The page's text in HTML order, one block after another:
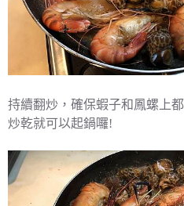
持續翻炒，確保蝦子和鳳螺上
炒乾就可以起鍋囉!